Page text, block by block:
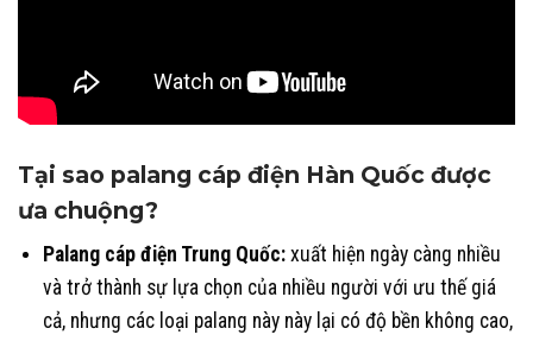
Tại sao palang cáp điện Hàn Quốc được
ưa chuộng?
Palang cáp điện Trung Quốc:xuất hiện ngày càng nhiều
và trở thành sự lựa chọn của nhiều người với ưu thế giá
cả, nhưng các loại palang này này lại có độ bền không cao,